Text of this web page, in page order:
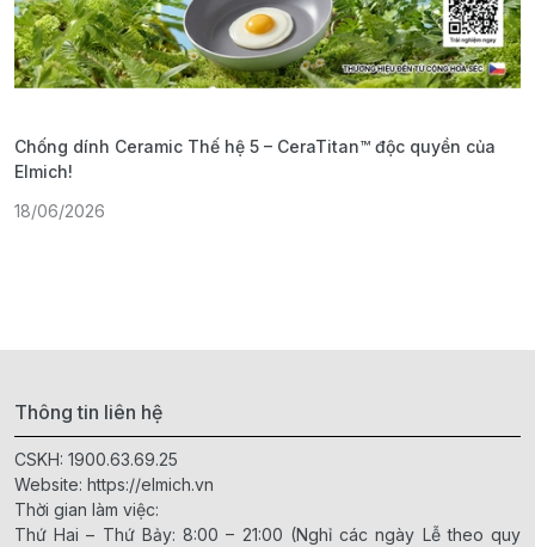
Chống dính Ceramic Thế hệ 5 – CeraTitan™ độc quyền của
Elmich!
18/06/2026
Thông tin liên hệ
CSKH: 1900.63.69.25
Website: https://elmich.vn
Thời gian làm việc:
Thứ Hai – Thứ Bảy: 8:00 – 21:00 (Nghỉ các ngày Lễ theo quy